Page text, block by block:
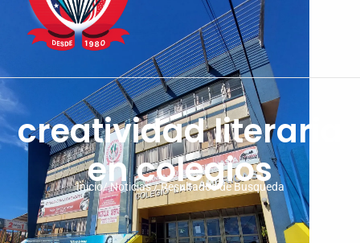
creatividad literaria
en colegios
Inicio/ Noticias / Resultados de Busqueda